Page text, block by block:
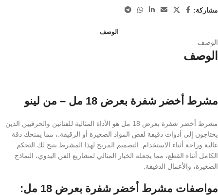
مشاركة:
الوصف
الوصف
الوصف
مشرط أخضر شفرة بعرض 18 مل – من لينو
مشرط أخضر شفرة بعرض 18 مل هو الأداة المثالية للفنانين والحرفيين الذين
يحتاجون إلى أدوات دقيقة لقص المواد الصغيرة أو الرقيقة.، مما يمنحك دقة
عالية وراحة أثناء الاستخدام. التصميم المريح لهذا المشرط يتيح لك التحكم
الكامل أثناء القطع، مما يجعله الخيار المثالي لمشاريع الفن اليدوي، النماذج
الصغيرة، والأعمال الدقيقة.
مواصفات مشرط أخضر شفرة بعرض 18 مل: